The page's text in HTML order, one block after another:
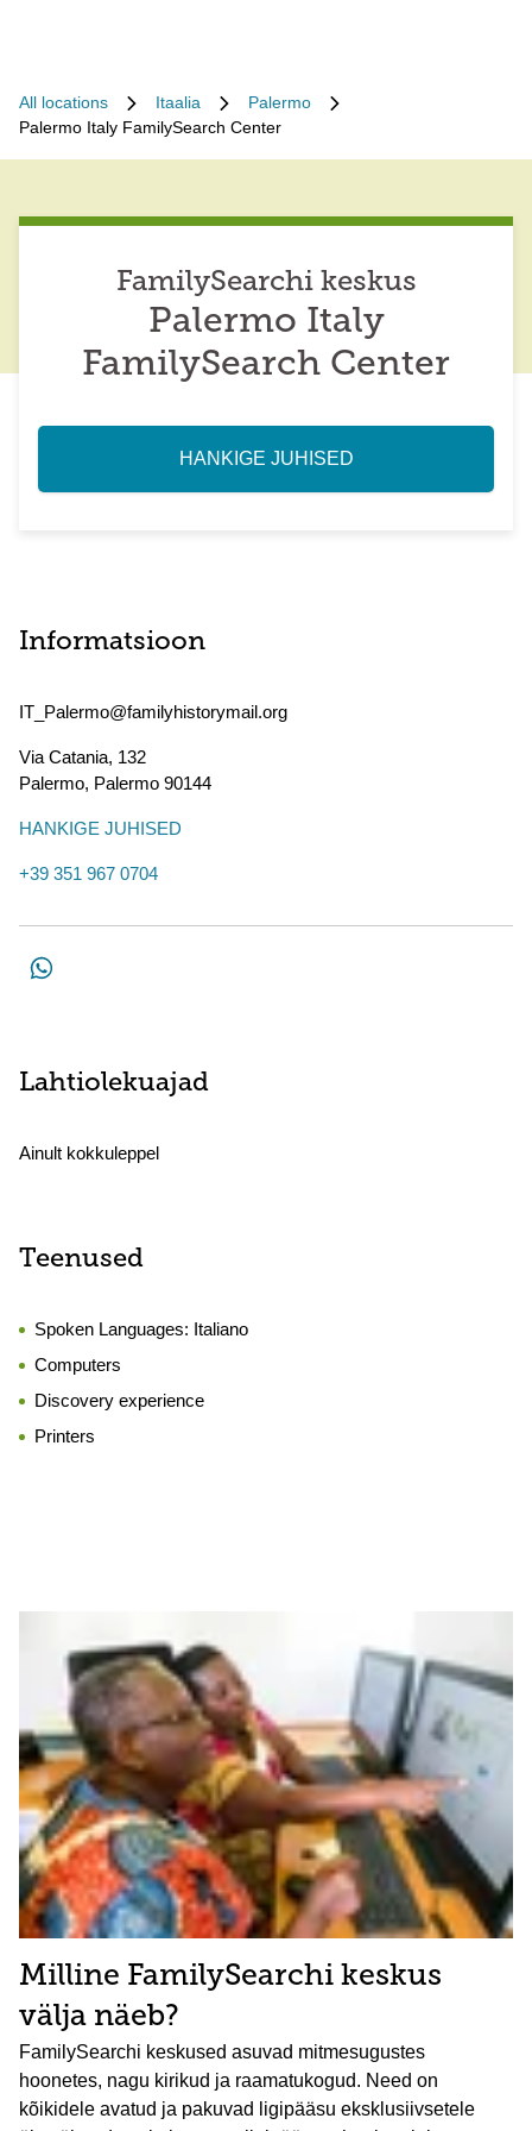
All locations Itaalia
Palermo
Palermo Italy FamilySearch Center
FamilySearchi keskus
Palermo Italy
FamilySearch Center
HANKIGE JUHISED
Informatsioon
IT_Palermo@familyhistorymail.org
Via Catania, 132
Palermo, Palermo 90144
HANKIGE JUHISED
+39 351 967 0704
Lahtiolekuajad
Ainult kokkuleppel
Teenused
Spoken Languages: Italiano
Computers
Discovery experience
Printers
Milline FamilySearchi keskus
välja näeb?
FamilySearchi keskused asuvad mitmesugustes
hoonetes, nagu kirikud ja raamatukogud. Need on
kõikidele avatud ja pakuvad ligipääsu eksklusiivsetele